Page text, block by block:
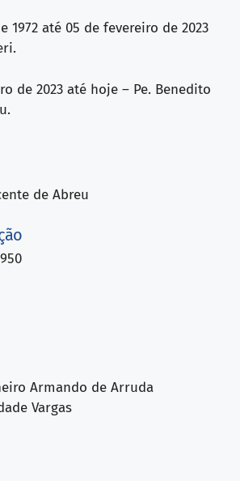
de Abreu
Armando de Arruda
Vargas
1972 até 05 de fevereiro de 2023
de 2023 até hoje – Pe. Benedito